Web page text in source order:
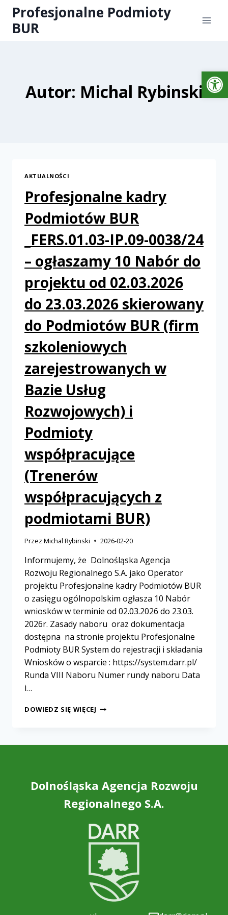
Profesjonalne Podmioty
BUR
Autor: Michal Rybinski
AKTUALNOŚCI
Profesjonalne kadry
Podmiotów BUR
_FERS.01.03-IP.09-0038/24
– ogłaszamy 10 Nabór do
projektu od 02.03.2026
do 23.03.2026 skierowany
do Podmiotów BUR (firm
szkoleniowych
zarejestrowanych w
Bazie Usług
Rozwojowych) i
Podmioty
współpracujące
(Trenerów
współpracujących z
podmiotami BUR)
Przez Michal Rybinski 2026-02-20
Informujemy, że Dolnośląska Agencja
Rozwoju Regionalnego S.A. jako Operator
projektu Profesjonalne kadry Podmiotów BUR
o zasięgu ogólnopolskim ogłasza 10 Nabór
wniosków w terminie od 02.03.2026 do 23.03.
2026r. Zasady naboru oraz dokumentacja
dostępna na stronie projektu Profesjonalne
Podmioty BUR System do rejestracji i składania
Wniosków o wsparcie : https://system.darr.pl/
Runda VIII Naboru Numer rundy naboru Data
i…
DOWIEDZ SIĘ WIĘCEJ
Dolnośląska Agencja Rozwoju
Regionalnego S.A.